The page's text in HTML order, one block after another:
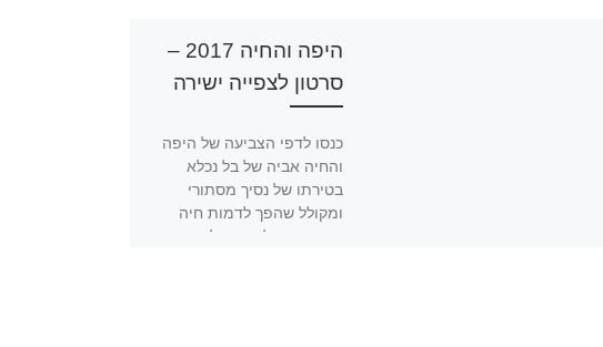
היפה והחיה 2017 –
סרטון לצפייה ישירה
כנסו לדפי הצביעה של היפה
והחיה אביה של בל נכלא
בטירתו של נסיך מסתורי
ומקולל שהפך לדמות חיה
מפחידה. בל מנסה לשחרר